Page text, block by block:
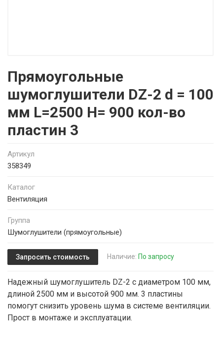
Прямоугольные
шумоглушители DZ-2 d = 100
мм L=2500 H= 900 кол-во
пластин 3
Артикул
358349
Каталог
Вентиляция
Группа
Шумоглушители (прямоугольные)
Запросить стоимость Наличие: По запросу
Надежный шумоглушитель DZ-2 с диаметром 100 мм,
длиной 2500 мм и высотой 900 мм. 3 пластины
помогут снизить уровень шума в системе вентиляции.
Прост в монтаже и эксплуатации.